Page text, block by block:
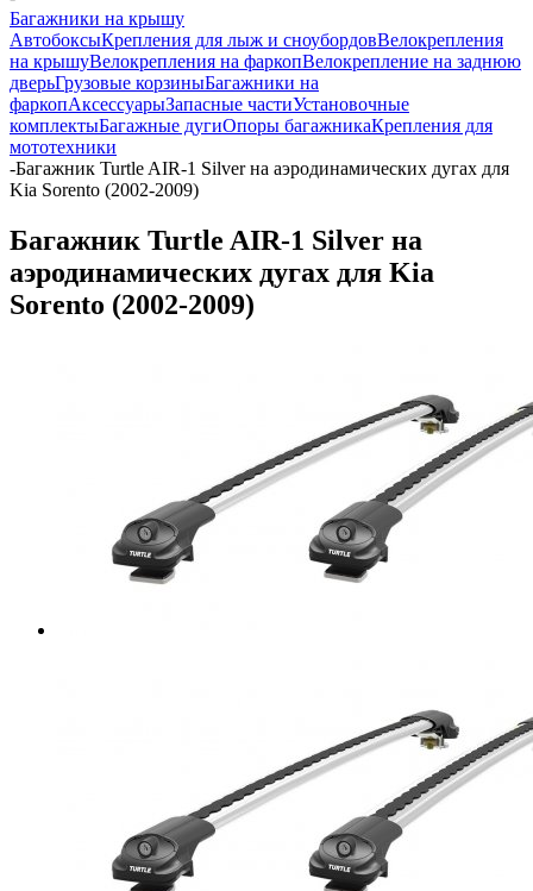
Багажники на крышу
АвтобоксыКрепления для лыж и сноубордовВелокрепления
на крышуВелокрепления на фаркопВелокрепление на заднюю
дверьГрузовые корзиныБагажники на
фаркопАксессуарыЗапасные частиУстановочные
комплектыБагажные дугиОпоры багажникаКрепления для
мототехники
-Багажник Turtle AIR-1 Silver на аэродинамических дугах для
Kia Sorento (2002-2009)
Багажник Turtle AIR-1 Silver на
аэродинамических дугах для Kia
Sorento (2002-2009)